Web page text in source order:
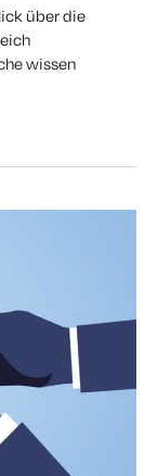
über die
wissen